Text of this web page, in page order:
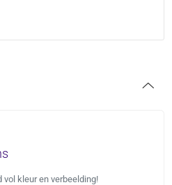
vol kleur en verbeelding!